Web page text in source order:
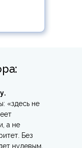
«здесь не
а не
Без
нулевым.